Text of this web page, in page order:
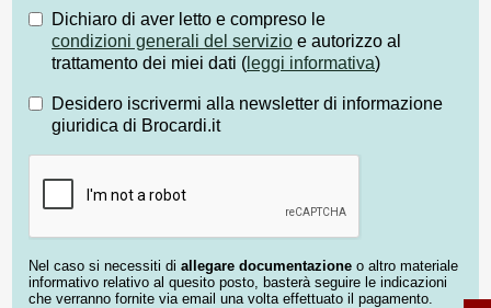
Dichiaro di aver letto e compreso le
condizioni generali del servizio e autorizzo al
trattamento dei miei dati ( leggi informativa)
Desidero iscrivermi alla newsletter di informazione
giuridica di Brocardi.it
Nel caso si necessiti di allegare documentazione o altro materiale
informativo relativo al quesito posto, basterà seguire le indicazioni
che verranno fornite via email una volta effettuato il pagamento.